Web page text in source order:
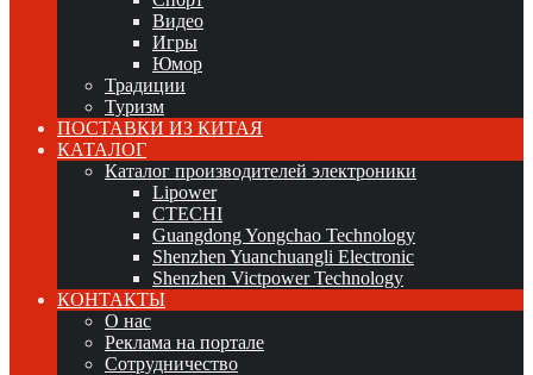
Видео
Игры
Юмор
Традиции
Туризм
ПОСТАВКИ ИЗ КИТАЯ
КАТАЛОГ
Каталог производителей электроники
Lipower
CTECHI
Guangdong Yongchao Technology
Shenzhen Yuanchuangli Electronic
Shenzhen Victpower Technology
КОНТАКТЫ
О нас
Реклама на портале
Сотрудничество